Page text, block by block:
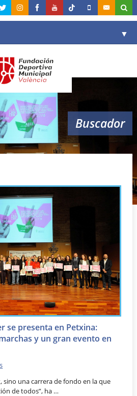
▼
▼
Buscador
runcancer
se presenta en Petxina:
y un gran evento en
sino una carrera de fondo en la que
de todos”, ha …